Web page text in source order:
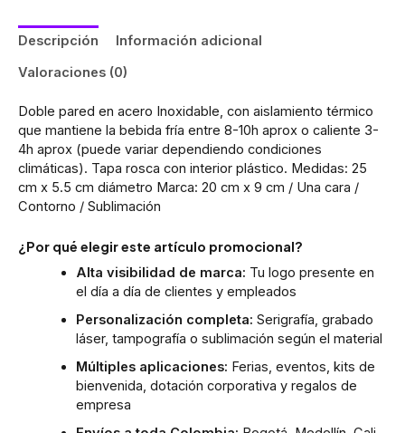
Descripción
Información adicional
Valoraciones (0)
Doble pared en acero Inoxidable, con aislamiento térmico
que mantiene la bebida fría entre 8-10h aprox o caliente 3-
4h aprox (puede variar dependiendo condiciones
climáticas). Tapa rosca con interior plástico. Medidas: 25
cm x 5.5 cm diámetro Marca: 20 cm x 9 cm / Una cara /
Contorno / Sublimación
¿Por qué elegir este artículo promocional?
Alta visibilidad de marca: Tu logo presente en
el día a día de clientes y empleados
Personalización completa: Serigrafía, grabado
láser, tampografía o sublimación según el material
Múltiples aplicaciones: Ferias, eventos, kits de
bienvenida, dotación corporativa y regalos de
empresa